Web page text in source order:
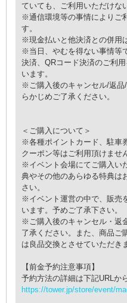
ていても、ご利用いただけな
※通信環境等の事情によりご
す。
※現金払いと他決済との併用
※当日、やむを得ない事情等
決済、QRコード決済のご利
います。
※ご購入後のキャンセル/返品
らかじめご了承ください。
＜ご購入について＞
※各種ポイントカード、駐車
クーポン等はご利用頂けませ
※イベント会場にてご購入い
典やその他のあらゆる特典は
さい。
※イベント運営の中で、販売
います。予めご了承下さい。
※ご購入後のキャンセル・返
了承ください。また、商品ご
は良品交換とさせていただき
【前金予約注意事項】
予約方法の詳細は下記URLか
https://tower.jp/store/event/